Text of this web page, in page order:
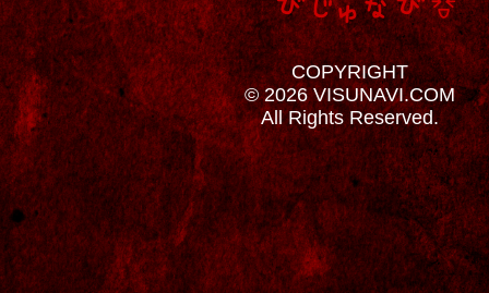
COPYRIGHT
© 2026 VISUNAVI.COM
All Rights Reserved.